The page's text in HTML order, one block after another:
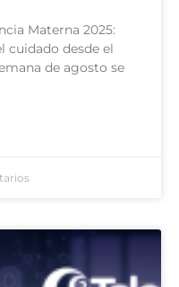
Materna 2025:
cuidado desde el
de agosto se